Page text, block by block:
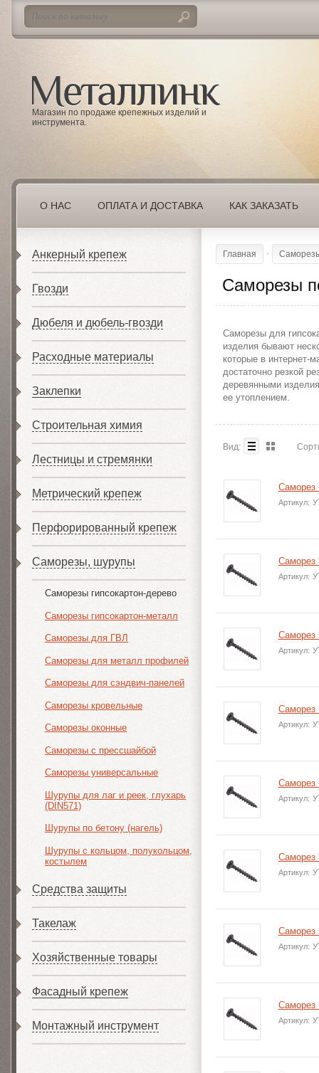
Магазин по продаже крепежных изделий и
инструмента.
Анкерный крепеж
Гвозди
Дюбеля и дюбель-гвозди
Расходные материалы
Заклепки
Строительная химия
Лестницы и стремянки
Метрический крепеж
Перфорированный крепеж
Саморезы, шурупы
Саморезы гипсокартон-дерево
Саморезы гипсокартон-металл
Саморезы для ГВЛ
Саморезы для металл профилей
Саморезы для сэндвич-панелей
Саморезы кровельные
Саморезы оконные
Саморезы с прессшайбой
Саморезы универсальные
Шурупы для лаг и реек, глухарь
(DIN571)
Шурупы по бетону (нагель)
Шурупы с кольцом, полукольцом,
костылем
Средства защиты
Такелаж
Хозяйственные товары
Фасадный крепеж
Монтажный инструмент
О НАС ОПЛАТА И ДОСТАВКА КАК ЗАКАЗАТЬ
Главная
Саморезы
Саморезы для
изделия бывают
которые в интернет-
достаточно резкой
деревянными
ее утоплением.
Вид:
Саморез
Артикул:
Саморез
Артикул:
Саморез
Артикул:
Саморез
Артикул:
Саморез
Артикул:
Саморез
Артикул:
Саморез
Артикул:
Саморез
Артикул: